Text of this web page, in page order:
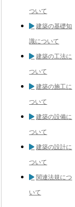
ついて
建築の基礎知
識について
建築の工法に
ついて
建築の施工に
ついて
建築の設備に
ついて
建築の設計に
ついて
関連法規につ
いて